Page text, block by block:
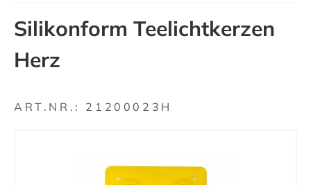
Silikonform Teelichtkerzen
Herz
ART.NR.: 21200023H